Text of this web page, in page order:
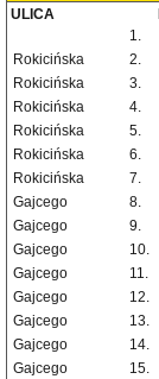
ULICA
1.
Rokicińska
2.
Rokicińska
3.
Rokicińska
4.
Rokicińska
5.
Rokicińska
6.
Rokicińska
7.
Gajcego
8.
Gajcego
9.
Gajcego
10.
Gajcego
11.
Gajcego
12.
Gajcego
13.
Gajcego
14.
Gajcego
15.